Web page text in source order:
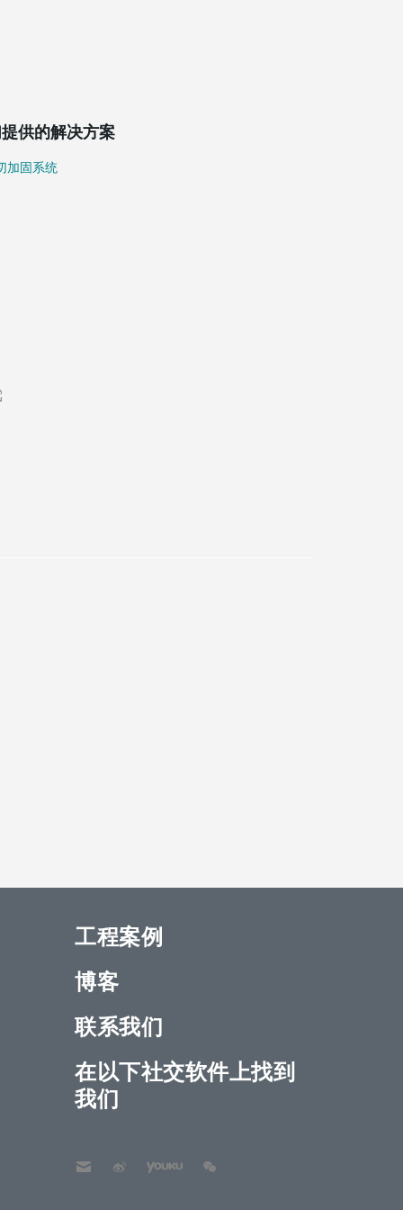
供的解决方案
加固系统
工程案例
博客
联系我们
在以下社交软件上找到
我们